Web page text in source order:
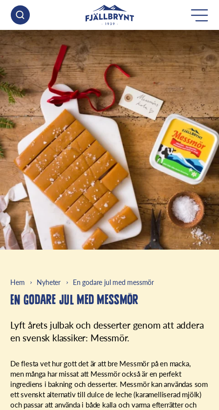
Hem Nyheter En godare jul med messmör
En godare jul med messmör
Lyft årets julbak och desserter genom att addera
en svensk klassiker: Messmör.
De flesta vet hur gott det är att bre Messmör på en macka,
men många har missat att Messmör också är en perfekt
ingrediens i bakning och desserter. Messmör kan användas som
ett svenskt alternativ till dulce de leche (karamelliserad mjölk)
och passar att använda i både kalla och varma efterrätter och